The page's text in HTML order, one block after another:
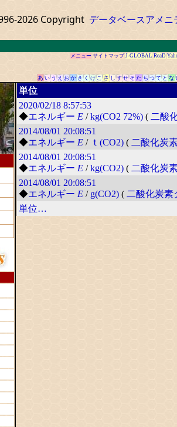
2026 Copyright データベースアメニ
メニュー サイトマップ J-GLOBAL ReaD
あ い う え お か き く け こ さ し す せ そ た ち つ て と な
単位
2020/02/18 8:57:53
◆エネルギー E /kg(CO2 72%) ( 二酸
2014/08/01 20:08:51
◆エネルギー E / ｔ(CO2) ( 二酸化炭
2014/08/01 20:08:51
◆エネルギー E /kg(CO2) ( 二酸化炭
2014/08/01 20:08:51
◆エネルギー E / g(CO2) ( 二酸化炭素
単位…